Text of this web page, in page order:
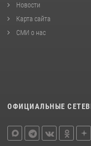
Новости
Карта сайта
СМИ о нас
ОФИЦИАЛЬНЫЕ